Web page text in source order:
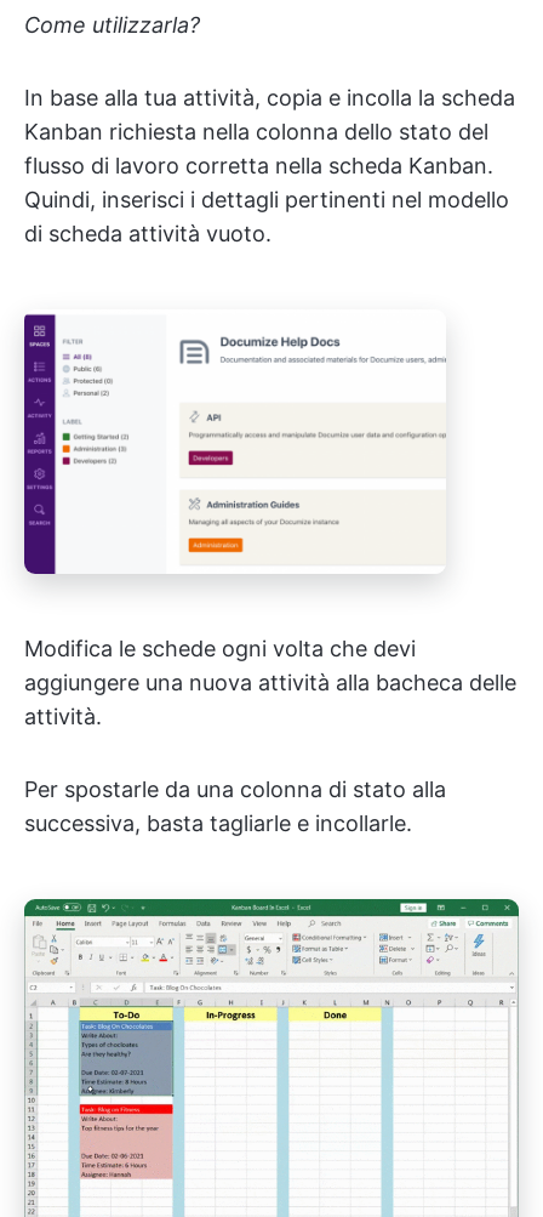
Come utilizzarla?
In base alla tua attività, copia e incolla la scheda
Kanban richiesta nella colonna dello stato del
flusso di lavoro corretta nella scheda Kanban.
Quindi, inserisci i dettagli pertinenti nel modello
di scheda attività vuoto.
Modifica le schede ogni volta che devi
aggiungere una nuova attività alla bacheca delle
attività.
Per spostarle da una colonna di stato alla
successiva, basta tagliarle e incollarle.